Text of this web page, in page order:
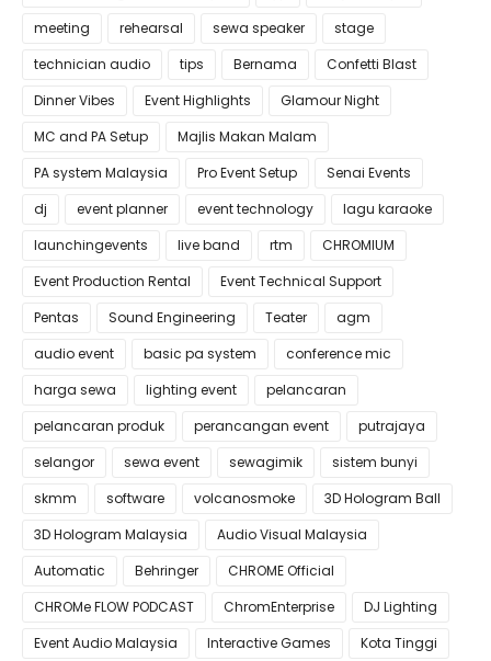
meeting
rehearsal sewa speaker
stage
technician audio
tips Bernama
Confetti Blast
Dinner Vibes
Event Highlights
Glamour Night
MC and PA Setup
Majlis Makan Malam
PA system Malaysia
Pro Event Setup
Senai Events
dj
event planner event technology
lagu karaoke
launchingevents
live band rtm
CHROMIUM
Event Production Rental
Event Technical Support
Pentas
Sound Engineering Teater
agm
audio event
basic pa system
conference mic
harga sewa
lighting event
pelancaran
pelancaran produk
perancangan event
putrajaya
selangor
sewa event sewagimik
sistem bunyi
skmm
software volcanosmoke
3D Hologram Ball
3D Hologram Malaysia
Audio Visual Malaysia
Automatic
Behringer
CHROME Official
CHROMe FLOW PODCAST
ChromEnterprise
DJ Lighting
Event Audio Malaysia
Interactive Games
Kota Tinggi